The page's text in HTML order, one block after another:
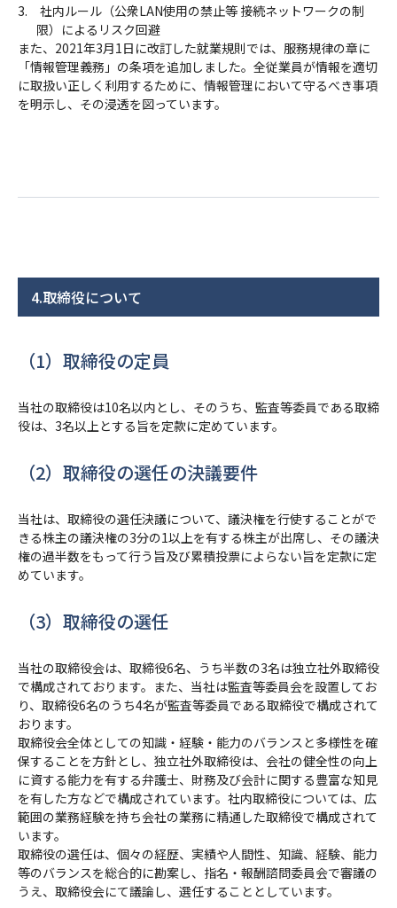
3. 社内ルール（公衆LAN使用の禁止等 接続ネットワークの制
限）によるリスク回避
また、2021年3月1日に改訂した就業規則では、服務規律の章に
「情報管理義務」の条項を追加しました。全従業員が情報を適切
に取扱い正しく利用するために、情報管理において守るべき事項
を明示し、その浸透を図っています。
4.取締役について
（1）取締役の定員
当社の取締役は10名以内とし、そのうち、監査等委員である取締
役は、3名以上とする旨を定款に定めています。
（2）取締役の選任の決議要件
当社は、取締役の選任決議について、議決権を行使することがで
きる株主の議決権の3分の1以上を有する株主が出席し、その議決
権の過半数をもって行う旨及び累積投票によらない旨を定款に定
めています。
（3）取締役の選任
当社の取締役会は、取締役6名、うち半数の3名は独立社外取締役
で構成されております。また、当社は監査等委員会を設置してお
り、取締役6名のうち4名が監査等委員である取締役で構成されて
おります。
取締役会全体としての知識・経験・能力のバランスと多様性を確
保することを方針とし、独立社外取締役は、会社の健全性の向上
に資する能力を有する弁護士、財務及び会計に関する豊富な知見
を有した方などで構成されています。社内取締役については、広
範囲の業務経験を持ち会社の業務に精通した取締役で構成されて
います。
取締役の選任は、個々の経歴、実績や人間性、知識、経験、能力
等のバランスを総合的に勘案し、指名・報酬諮問委員会で審議の
うえ、取締役会にて議論し、選任することとしています。